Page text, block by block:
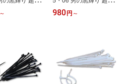
ルダー 汎用タイ
～
ツールホルダー 汎用タイ
プ
980 円 ～